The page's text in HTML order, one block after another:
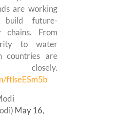
are working
future-
chains. From
to water
countries are
closely.
ftlseESm5b
May 16,